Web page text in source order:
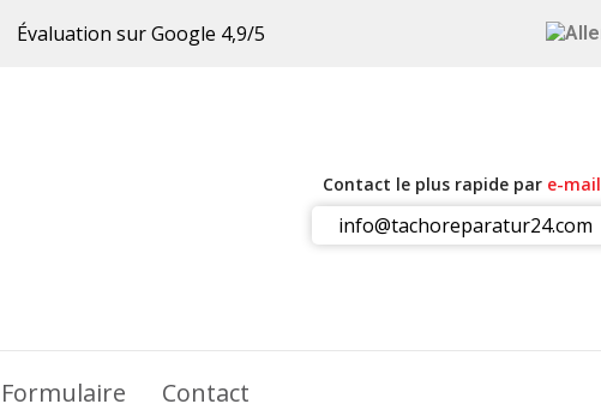
Évaluation sur Google 4,9/5
Contact le plus rapide par e-mail
info@tachoreparatur24.com
Formulaire Contact